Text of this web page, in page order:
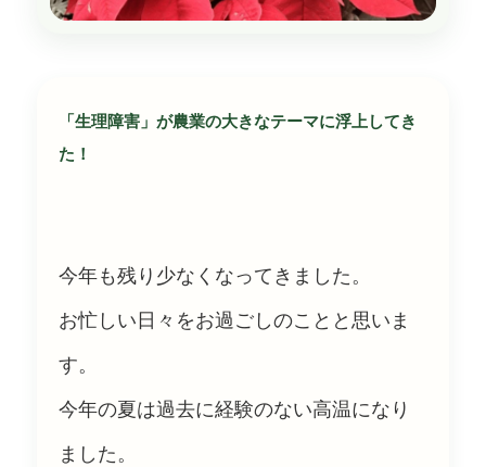
「生理障害」が農業の大きなテーマに浮上してき
た！
今年も残り少なくなってきました。
お忙しい日々をお過ごしのことと思いま
す。
今年の夏は過去に経験のない高温になり
ました。